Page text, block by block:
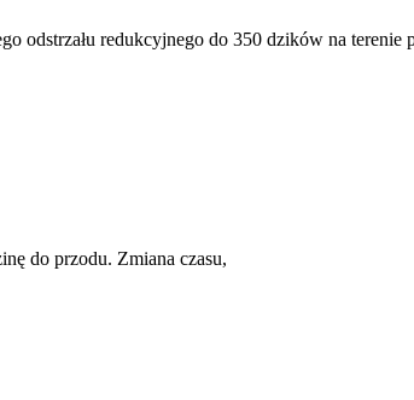
odstrzału redukcyjnego do 350 dzików na terenie
do przodu. Zmiana czasu,